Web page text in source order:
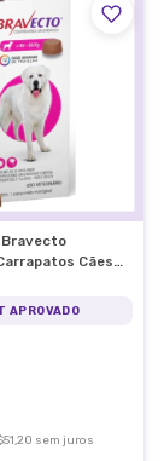
Bravecto
Cães
APROVADO
sem juros